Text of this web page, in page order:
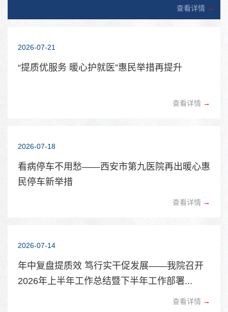
查看详情 →
2026-07-21
“提质优服务 暖心护就医”惠民举措再提升
查看详情 →
2026-07-18
看病停车不用愁——西安市第九医院再出暖心惠
民停车新举措
查看详情 →
2026-07-14
年中复盘提质效 笃行实干促发展——我院召开
2026年上半年工作总结暨下半年工作部署...
查看详情 →